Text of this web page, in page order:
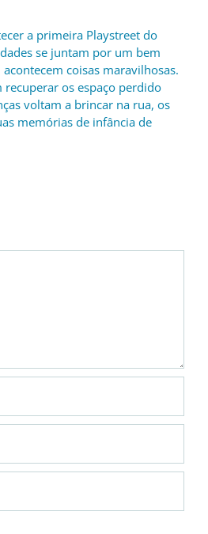
a primeira Playstreet do
se juntam por um bem
coisas maravilhosas.
recuperar os espaço perdido
voltam a brincar na rua, os
memórias de infância de